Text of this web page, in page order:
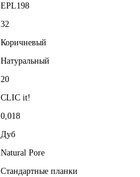
EPL198
32
Коричневый
Натуральный
20
CLIC it!
0,018
Дуб
Natural Pore
Стандартные планки